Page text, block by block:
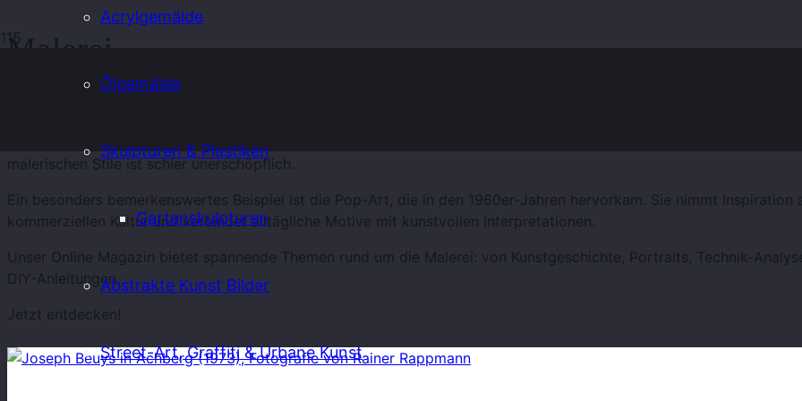
Acrylgemälde
Ölgemälde
Skulpturen & Plastiken
Gartenskulpturen
Abstrakte Kunst Bilder
Street-Art, Graffiti & Urbane Kunst
Malerei
bis hin zu den kraftvollen Bildern des Expressionismus, die emotionale Tiefe und Intensität vermitteln – die Palette der
malerischen Stile ist schier unerschöpflich.
Ein besonders bemerkenswertes Beispiel ist die Pop-Art, die in den 1960er-Jahren hervorkam. Sie nimmt Inspiration
kommerziellen Kultur und verbindet alltägliche Motive mit kunstvollen Interpretationen.
Unser Online Magazin bietet spannende Themen rund um die Malerei: von Kunstgeschichte, Portraits, Technik-
DIY-Anleitungen.
Jetzt entdecken!